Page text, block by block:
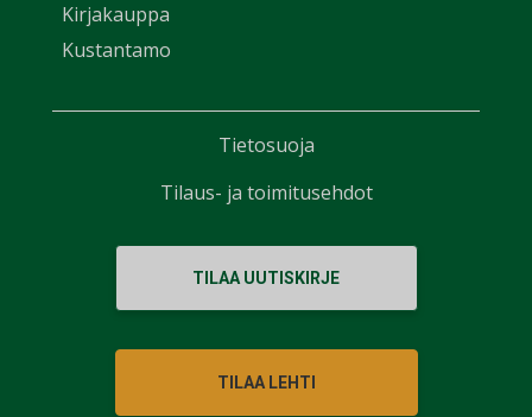
Kirjakauppa
Kustantamo
TILAA UUTISKIRJE
TILAA LEHTI
Tietosuoja
Tilaus- ja toimitusehdot